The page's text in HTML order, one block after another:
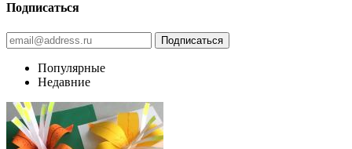
Подписаться
Популярные
Недавние